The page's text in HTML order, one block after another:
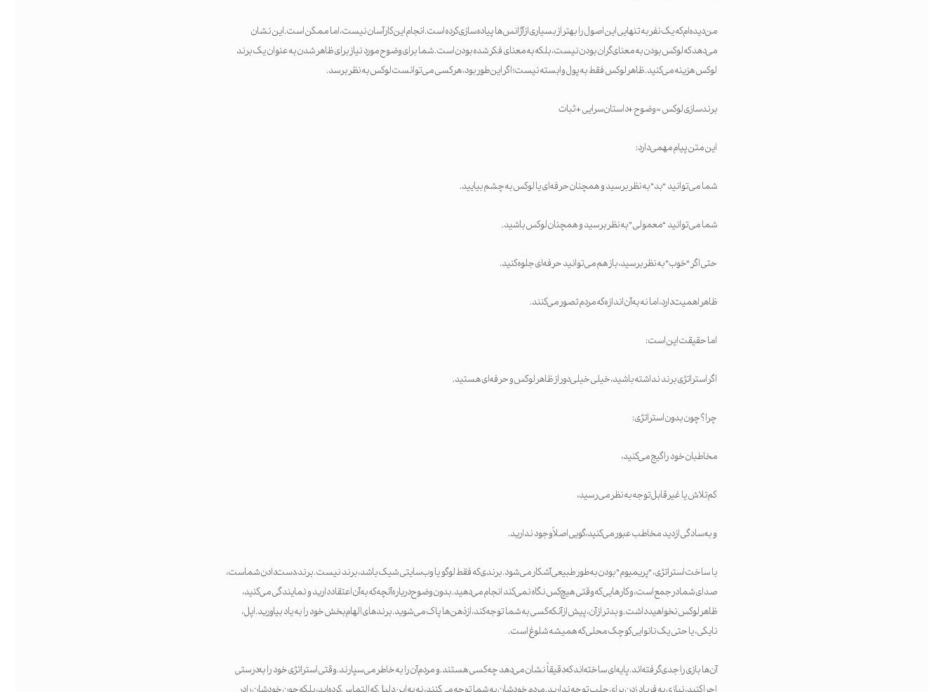
من دیده‌ام که یک نفر به تنهایی این اصول را بهتر از بسیاری از آژانس‌ها پیاده‌سازی کرده است. انجام این کار آسان نیست، اما ممکن است. این نشان
می‌دهد که لوکس بودن به معنای گران بودن نیست، بلکه به معنای فکر شده بودن است. شما برای وضوح مورد نیاز برای ظاهر شدن به عنوان یک برند
لوکس هزینه می‌کنید. ظاهر لوکس فقط به پول وابسته نیست؛ اگر این‌طور بود، هر کسی می‌توانست لوکس به نظر برسد.
برندسازی لوکس = وضوح + داستان‌سرایی + ثبات
این متن پیام مهمی دارد:
شما می‌توانید “بد” به نظر برسید و همچنان حرفه‌ای یا لوکس به چشم بیایید.
شما می‌توانید “معمولی” به نظر برسید و همچنان لوکس باشید.
حتی اگر “خوب” به نظر برسید، باز هم می‌توانید حرفه‌ای جلوه کنید.
ظاهر اهمیت دارد، اما نه به آن اندازه که مردم تصور می‌کنند.
اما حقیقت این است:
اگر استراتژی برند نداشته باشید، خیلی خیلی دور از ظاهر لوکس و حرفه‌ای هستید.
چرا؟ چون بدون استراتژی:
مخاطبان خود را گیج می‌کنید،
کم‌تلاش یا غیرقابل‌توجه به نظر می‌رسید،
و به‌سادگی از دید مخاطب عبور می‌کنید، گویی اصلاً وجود ندارید.
با ساخت استراتژی، “پریمیوم” بودن به‌طور طبیعی آشکار می‌شود. برندی که فقط لوگو یا وب‌سایتی شیک باشد، برند نیست. برند، دست‌دادن شماست،
صدای شما در جمع است، و کارهایی که وقتی هیچ‌کس نگاه نمی‌کند انجام می‌دهید. بدون وضوح درباره آنچه که به آن اعتقاد دارید و نمایندگی می‌کنید،
ظاهر لوکس نخواهید داشت. و بدتر از آن، پیش از آنکه کسی به شما توجه کند، از ذهن‌ها پاک می‌شوید. برندهای الهام‌بخش خود را به یاد بیاورید. اپل،
نایکی، یا حتی یک نانوایی کوچک محلی که همیشه شلوغ است.
آن‌ها بازی را جدی گرفته‌اند. پایه‌ای ساخته‌اند که دقیقاً نشان می‌دهد چه کسی هستند. و مردم آن را به خاطر می‌سپارند. وقتی استراتژی خود را به‌درستی
اجرا کنید، نیازی به فریاد زدن برای جلب توجه ندارید. مردم خودشان به شما توجه می‌کنند، نه به این دلیل که التماس کرده‌اید، بلکه چون خودشان را در